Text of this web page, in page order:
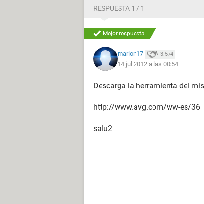
RESPUESTA 1 / 1
Mejor respuesta
marlon17 3.574
14 jul 2012 a las 00:54
Descarga la herramienta del
http://www.avg.com/ww-es/36
salu2